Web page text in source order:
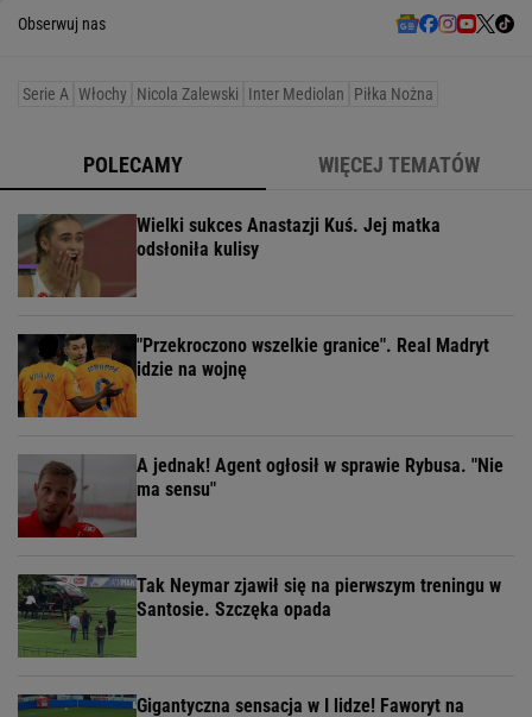
Obserwuj nas
Serie A Włochy Nicola Zalewski Inter Mediolan Piłka Nożna
POLECAMY WIĘCEJ TEMATÓW
Wielki sukces Anastazji Kuś. Jej matka
odsłoniła kulisy
"Przekroczono wszelkie granice". Real Madryt
idzie na wojnę
A jednak! Agent ogłosił w sprawie Rybusa. "Nie
ma sensu"
Tak Neymar zjawił się na pierwszym treningu w
Santosie. Szczęka opada
Gigantyczna sensacja w I lidze! Faworyt na